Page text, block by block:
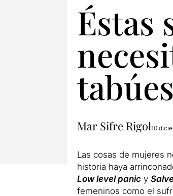
Éstas
tabúes
Mar Sifre Rigol10
Las cosas de mujeres
historia haya
Low level panicy
femeninos como el